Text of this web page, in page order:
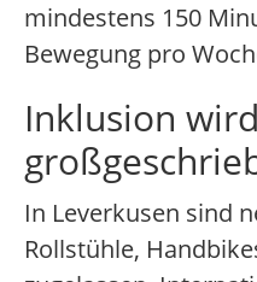
mindestens 150
Bewegung pro
Inklusion wird
In Leverkusen sind
Rollstühle,